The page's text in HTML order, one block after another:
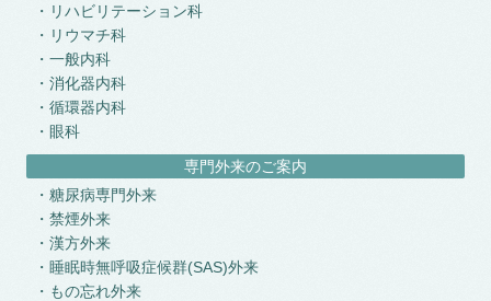
リハビリテーション科
リウマチ科
一般内科
消化器内科
循環器内科
眼科
専門外来のご案内
糖尿病専門外来
禁煙外来
漢方外来
睡眠時無呼吸症候群(SAS)外来
もの忘れ外来